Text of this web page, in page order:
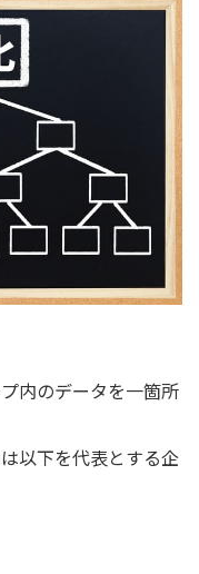
内のデータを一箇所
以下を代表とする企